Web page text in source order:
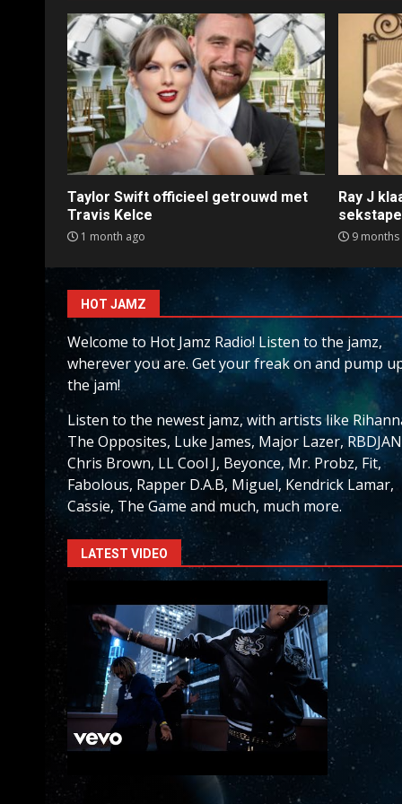
Taylor Swift officieel getrouwd met
Travis Kelce
1 month ago
Ray J
sekstape
9 months
HOT JAMZ
Welcome to Hot Jamz Radio! Listen to the jamz,
wherever you are. Get your freak on and pump
the jam!
Listen to the newest jamz, with artists like
The Opposites, Luke James, Major Lazer,
Chris Brown, LL Cool J, Beyonce, Mr. Probz, Fit,
Fabolous, Rapper D.A.B, Miguel, Kendrick Lamar,
Cassie, The Game and much, much more.
LATEST VIDEO